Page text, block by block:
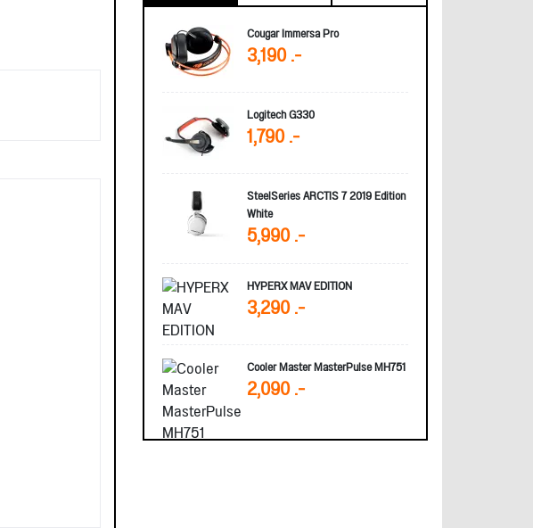
Cougar Immersa Pro
3,190 .-
Logitech G330
1,790 .-
SteelSeries ARCTIS 7 2019 Edition
White
5,990 .-
HYPERX MAV EDITION
3,290 .-
Cooler Master MasterPulse MH751
2,090 .-